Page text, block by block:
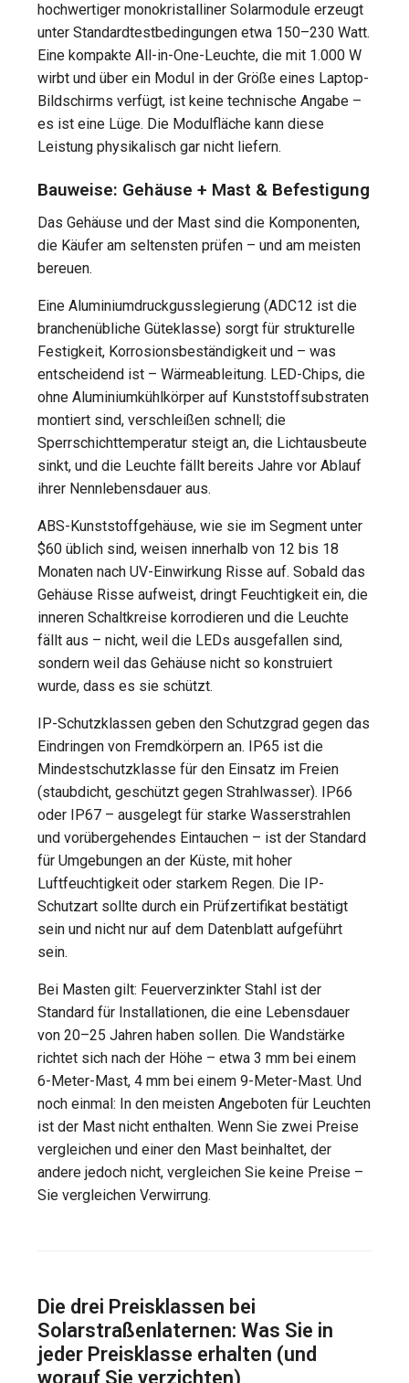
hochwertiger monokristalliner Solarmodule erzeugt
unter Standardtestbedingungen etwa 150–230 Watt.
Eine kompakte All-in-One-Leuchte, die mit 1.000 W
wirbt und über ein Modul in der Größe eines Laptop-
Bildschirms verfügt, ist keine technische Angabe –
es ist eine Lüge. Die Modulfläche kann diese
Leistung physikalisch gar nicht liefern.
Bauweise: Gehäuse + Mast & Befestigung
Das Gehäuse und der Mast sind die Komponenten,
die Käufer am seltensten prüfen – und am meisten
bereuen.
Eine Aluminiumdruckgusslegierung (ADC12 ist die
branchenübliche Güteklasse) sorgt für strukturelle
Festigkeit, Korrosionsbeständigkeit und – was
entscheidend ist – Wärmeableitung. LED-Chips, die
ohne Aluminiumkühlkörper auf Kunststoffsubstraten
montiert sind, verschleißen schnell; die
Sperrschichttemperatur steigt an, die Lichtausbeute
sinkt, und die Leuchte fällt bereits Jahre vor Ablauf
ihrer Nennlebensdauer aus.
ABS-Kunststoffgehäuse, wie sie im Segment unter
$60 üblich sind, weisen innerhalb von 12 bis 18
Monaten nach UV-Einwirkung Risse auf. Sobald das
Gehäuse Risse aufweist, dringt Feuchtigkeit ein, die
inneren Schaltkreise korrodieren und die Leuchte
fällt aus – nicht, weil die LEDs ausgefallen sind,
sondern weil das Gehäuse nicht so konstruiert
wurde, dass es sie schützt.
IP-Schutzklassen geben den Schutzgrad gegen das
Eindringen von Fremdkörpern an. IP65 ist die
Mindestschutzklasse für den Einsatz im Freien
(staubdicht, geschützt gegen Strahlwasser). IP66
oder IP67 – ausgelegt für starke Wasserstrahlen
und vorübergehendes Eintauchen – ist der Standard
für Umgebungen an der Küste, mit hoher
Luftfeuchtigkeit oder starkem Regen. Die IP-
Schutzart sollte durch ein Prüfzertifikat bestätigt
sein und nicht nur auf dem Datenblatt aufgeführt
sein.
Bei Masten gilt: Feuerverzinkter Stahl ist der
Standard für Installationen, die eine Lebensdauer
von 20–25 Jahren haben sollen. Die Wandstärke
richtet sich nach der Höhe – etwa 3 mm bei einem
6-Meter-Mast, 4 mm bei einem 9-Meter-Mast. Und
noch einmal: In den meisten Angeboten für Leuchten
ist der Mast nicht enthalten. Wenn Sie zwei Preise
vergleichen und einer den Mast beinhaltet, der
andere jedoch nicht, vergleichen Sie keine Preise –
Sie vergleichen Verwirrung.
Die drei Preisklassen bei
Solarstraßenlaternen: Was Sie in
jeder Preisklasse erhalten (und
worauf Sie verzichten)